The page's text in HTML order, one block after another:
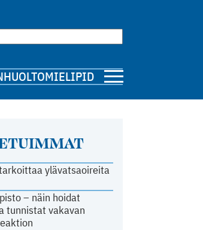
MIELIPIDE
ylävatsaoireita
– näin hoidat
tunnistat vakavan